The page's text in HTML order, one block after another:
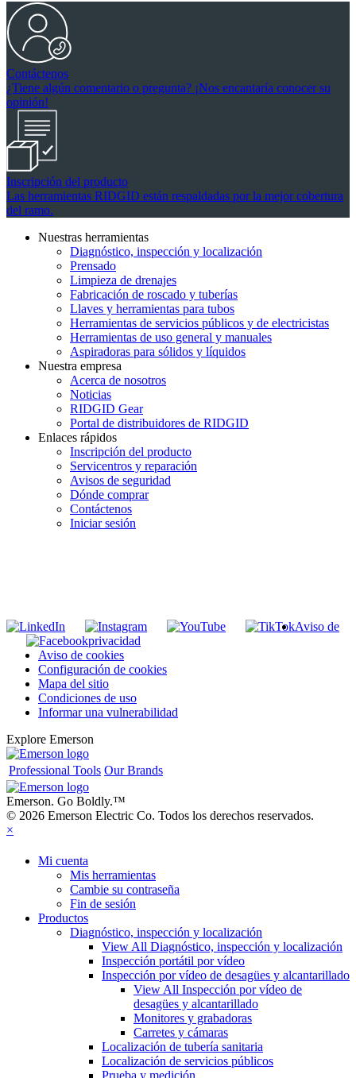
Contáctenos
¿Tiene algún comentario o pregunta? ¡Nos encantaría conocer su
opinión!
Inscripción del producto
Las herramientas RIDGID están respaldadas por la mejor cobertura
del ramo.
Nuestras herramientas
Diagnóstico, inspección y localización
Prensado
Limpieza de drenajes
Fabricación de roscado y tuberías
Llaves y herramientas para tubos
Herramientas de servicios públicos y de electricistas
Herramientas de uso general y manuales
Aspiradoras para sólidos y líquidos
Nuestra empresa
Acerca de nosotros
Noticias
RIDGID Gear
Portal de distribuidores de RIDGID
Enlaces rápidos
Inscripción del producto
Servicentros y reparación
Avisos de seguridad
Dónde comprar
Contáctenos
Iniciar sesión
Aviso de
privacidad
Aviso de cookies
Configuración de cookies
Mapa del sitio
Condiciones de uso
Informar una vulnerabilidad
Explore Emerson
Professional Tools Our Brands
Emerson. Go Boldly.™
© 2026 Emerson Electric Co. Todos los derechos reservados.
×
Mi cuenta
Mis herramientas
Cambie su contraseña
Fin de sesión
Productos
Diagnóstico, inspección y localización
View All Diagnóstico, inspección y localización
Inspección portátil por vídeo
Inspección por vídeo de desagües y alcantarillado
View All Inspección por vídeo de
desagües y alcantarillado
Monitores y grabadoras
Carretes y cámaras
Localización de tubería sanitaria
Localización de servicios públicos